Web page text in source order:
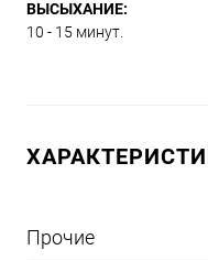
ВЫСЫХАНИЕ:
10 - 15 минут.
Прочие